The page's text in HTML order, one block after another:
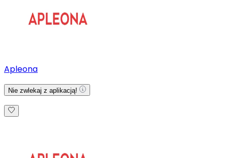
Apleona
Nie zwlekaj z aplikacją!